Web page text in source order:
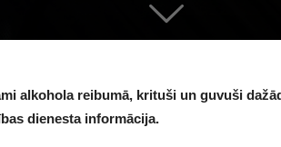
alkohola reibumā, krituši un guvuši
dienesta informācija.